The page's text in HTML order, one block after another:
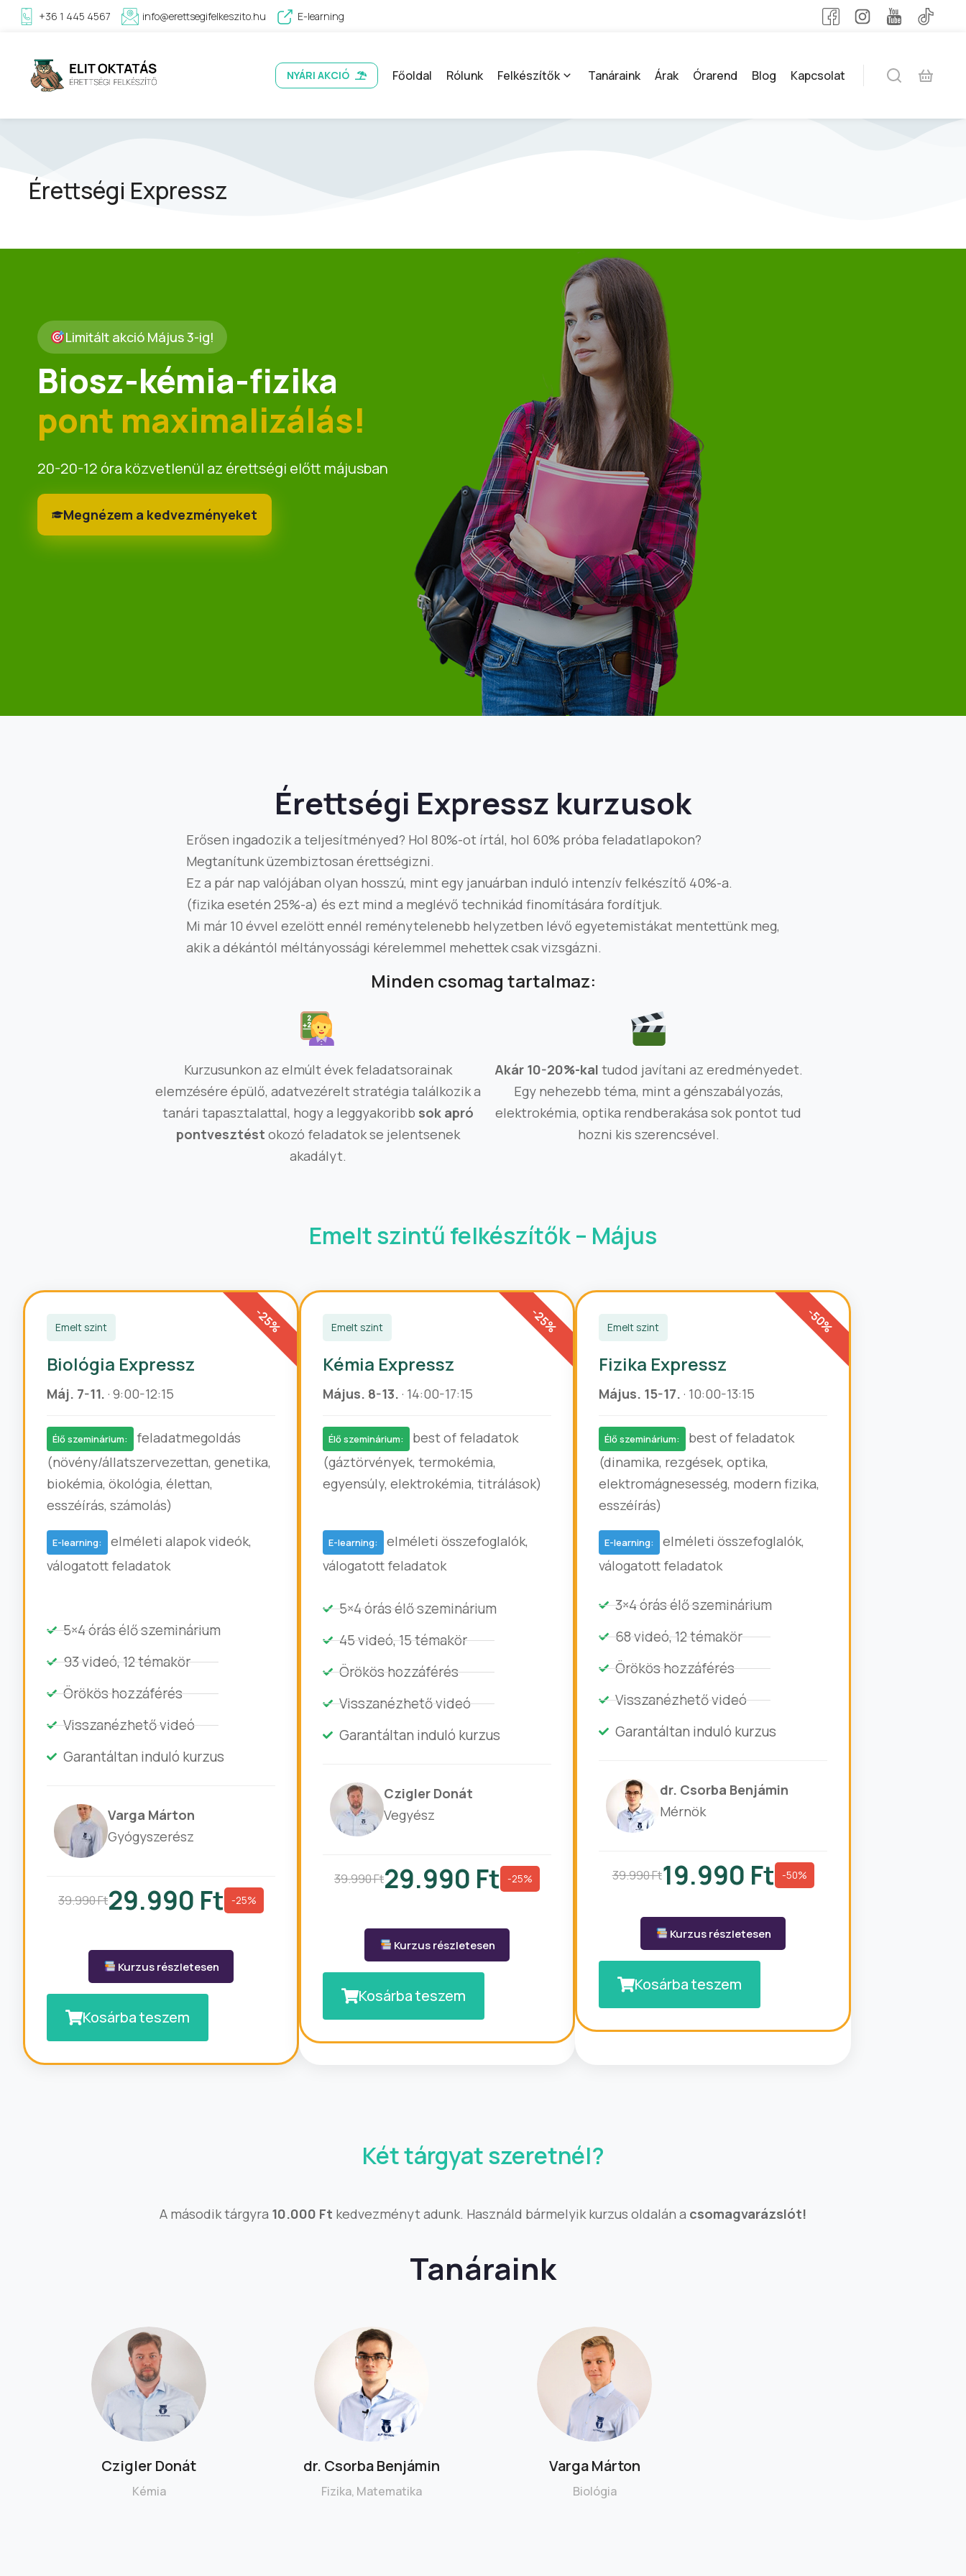
+36 1 445 4567 info@erettsegifelkeszito.hu E-learning
NYÁRI AKCIÓ Főoldal Rólunk Felkészítők Tanáraink Árak Órarend Blog Kapcsolat
Érettségi Expressz
Limitált akció Május 3-ig!
Biosz-kémia-fizika
pont maximalizálás!
20-20-12 óra közvetlenül az érettségi előtt májusban
Megnézem a kedvezményeket
Érettségi Expressz kurzusok
Erősen ingadozik a teljesítményed? Hol 80%-ot írtál, hol 60% próba feladatlapokon?
Megtanítunk üzembiztosan érettségizni.
Ez a pár nap valójában olyan hosszú, mint egy januárban induló intenzív felkészítő 40%-a.
(fizika esetén 25%-a) és ezt mind a meglévő technikád finomítására fordítjuk.
Mi már 10 évvel ezelött ennél reménytelenebb helyzetben lévő egyetemistákat mentettünk meg,
akik a dékántól méltányossági kérelemmel mehettek csak vizsgázni.
Minden csomag tartalmaz:
Kurzusunkon az elmúlt évek feladatsorainak
elemzésére épülő, adatvezérelt stratégia találkozik a
tanári tapasztalattal, hogy a leggyakoribb sok apró
pontvesztést okozó feladatok se jelentsenek
akadályt.
Akár 10-20%-kal tudod javítani az eredményedet.
Egy nehezebb téma, mint a génszabályozás,
elektrokémia, optika rendberakása sok pontot tud
hozni kis szerencsével.
Emelt szintű felkészítők – Május
Emelt szint
Biológia Expressz
Máj. 7-11. · 9:00-12:15
Élő szeminárium:
feladatmegoldás
(növény/állatszervezettan, genetika,
biokémia, ökológia, élettan,
esszéírás, számolás)
E-learning:
elméleti alapok videók,
válogatott feladatok
5×4 órás élő szeminárium
93 videó, 12 témakör
Örökös hozzáférés
Visszanézhető videó
Garantáltan induló kurzus
Varga Márton
Gyógyszerész
39.990 Ft29.990 Ft -25%
Kurzus részletesen
Kosárba teszem
Emelt szint
Kémia Expressz
Május. 8-13. · 14:00-17:15
Élő szeminárium:
best of feladatok
(gáztörvények, termokémia,
egyensúly, elektrokémia, titrálások)
E-learning:
elméleti összefoglalók,
válogatott feladatok
5×4 órás élő szeminárium
45 videó, 15 témakör
Örökös hozzáférés
Visszanézhető videó
Garantáltan induló kurzus
Czigler Donát
Vegyész
39.990 Ft29.990 Ft -25%
Kurzus részletesen
Kosárba teszem
Emelt szint
Fizika Expressz
Május. 15-17. · 10:00-13:15
Élő szeminárium:
best of feladatok
(dinamika, rezgések, optika,
elektromágnesesség, modern fizika,
esszéírás)
E-learning:
elméleti összefoglalók,
válogatott feladatok
3×4 órás élő szeminárium
68 videó, 12 témakör
Örökös hozzáférés
Visszanézhető videó
Garantáltan induló kurzus
dr. Csorba Benjámin
Mérnök
39.990 Ft19.990 Ft -50%
Kurzus részletesen
Kosárba teszem
Két tárgyat szeretnél?
A második tárgyra 10.000 Ft kedvezményt adunk. Használd bármelyik kurzus oldalán a csomagvarázslót!
Tanáraink
Czigler Donát
Kémia
dr. Csorba Benjámin
Fizika, Matematika
Varga Márton
Biológia